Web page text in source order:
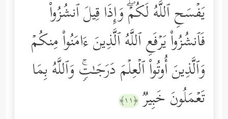
یَفۡسَحِ ٱللَّهُ لَكُمۡۖ وَإِذَا قِیلَ ٱنشُزُواْ
فَٱنشُزُواْ یَرۡفَعِ ٱللَّهُ ٱلَّذِینَ ءَامَنُواْ مِنكُمۡ
وَٱلَّذِینَ أُوتُواْ ٱلۡعِلۡمَ دَرَجَـٰتࣲۚ وَٱللَّهُ بِمَا
تَعۡمَلُونَ خَبِیرࣱ ﴿١١﴾